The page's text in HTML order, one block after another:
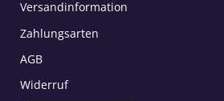
Versandinformation
Zahlungsarten
AGB
Widerruf